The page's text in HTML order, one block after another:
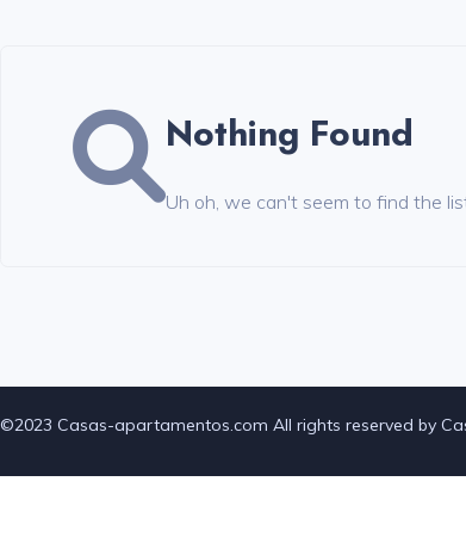
Nothing Found
Uh oh, we can't seem to find the
©2023 Casas-apartamentos.com All rights reserved by